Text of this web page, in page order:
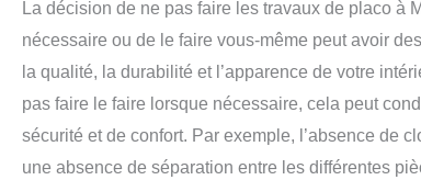
La décision de ne pas faire les travaux de placo à
nécessaire ou de le faire vous-même peut avoir
la qualité, la durabilité et l’apparence de votre
pas faire le faire lorsque nécessaire, cela peut
sécurité et de confort. Par exemple, l’absence de
une absence de séparation entre les différentes